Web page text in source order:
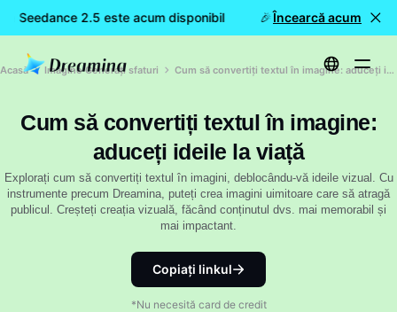
Seedance 2.5 este acum disponibil 🎉 Model nou LIVE:
Încearcă acum
Acasă Imagine Generați sfaturi Cum să convertiți textul în imagine: aduceți ideile la viață
Cum să convertiți textul în imagine:
aduceți ideile la viață
Explorați cum să convertiți textul în imagini, deblocându-vă ideile vizual. Cu
instrumente precum Dreamina, puteți crea imagini uimitoare care să atragă
publicul. Creșteți creația vizuală, făcând conținutul dvs. mai memorabil și
mai impactant.
Copiați linkul
*Nu necesită card de credit